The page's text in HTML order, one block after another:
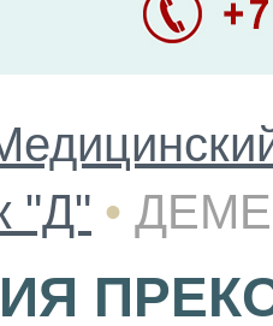
"Д" •